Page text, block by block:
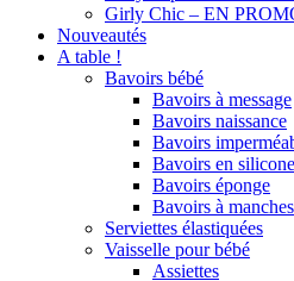
Girly Chic – EN
Nouveautés
A table !
Bavoirs bébé
Bavoirs à message
Bavoirs naissance
Bavoirs
Bavoirs en silicone
Bavoirs éponge
Bavoirs à manches
Serviettes élastiquées
Vaisselle pour bébé
Assiettes